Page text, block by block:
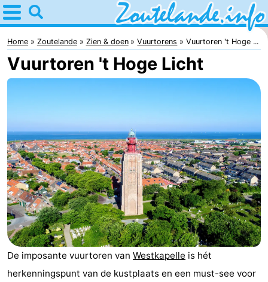
Home
Zoutelande
Tips
Webcam
Langstraat
Webcam
Strand
Overnachten
Appartementen
Bed
Home Zoutelande Zien & doen Vuurtorens Vuurtoren 't Hoge ...
Vuurtoren 't Hoge Licht
De imposante vuurtoren van Westkapelle is hét
herkenningspunt van de kustplaats en een must-see voor